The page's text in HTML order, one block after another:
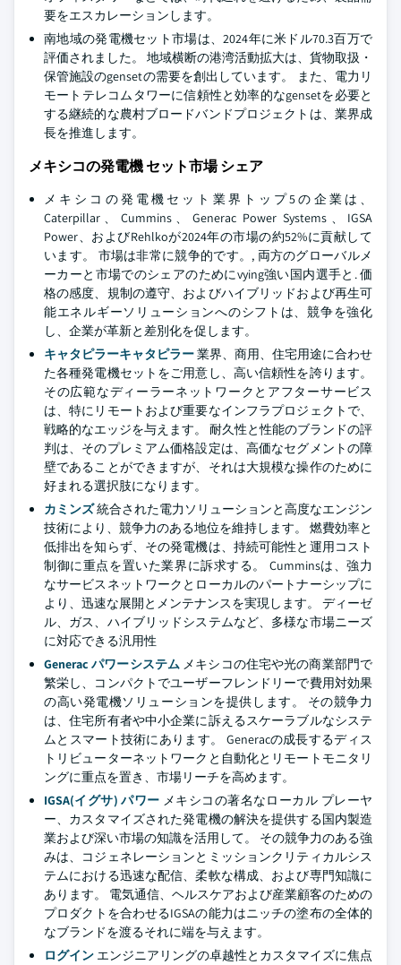
要をエスカレーションします。
南地域の発電機セット市場は、2024年に米ドル70.3百万で
評価されました。 地域横断の港湾活動拡大は、貨物取扱・
保管施設のgensetの需要を創出しています。 また、電力リ
モートテレコムタワーに信頼性と効率的なgensetを必要と
する継続的な農村ブロードバンドプロジェクトは、業界成
長を推進します。
メキシコの発電機 セット市場 シェア
メキシコの発電機セット業界トップ5の企業は、
Caterpillar、Cummins、Generac Power Systems、IGSA
Power、およびRehlkoが2024年の市場の約52%に貢献して
います。 市場は非常に競争的です。, 両方のグローバルメ
ーカーと市場でのシェアのためにvying強い国内選手と. 価
格の感度、規制の遵守、およびハイブリッドおよび再生可
能エネルギーソリューションへのシフトは、競争を強化
し、企業が革新と差別化を促します。
キャタピラーキャタピラー業界、商用、住宅用途に合わせ
た各種発電機セットをご用意し、高い信頼性を誇ります。
その広範なディーラーネットワークとアフターサービス
は、特にリモートおよび重要なインフラプロジェクトで、
戦略的なエッジを与えます。 耐久性と性能のブランドの評
判は、そのプレミアム価格設定は、高価なセグメントの障
壁であることができますが、それは大規模な操作のために
好まれる選択肢になります。
カミンズ統合された電力ソリューションと高度なエンジン
技術により、競争力のある地位を維持します。 燃費効率と
低排出を知らず、その発電機は、持続可能性と運用コスト
制御に重点を置いた業界に訴求する。 Cumminsは、強力
なサービスネットワークとローカルのパートナーシップに
より、迅速な展開とメンテナンスを実現します。 ディーゼ
ル、ガス、ハイブリッドシステムなど、多様な市場ニーズ
に対応できる汎用性
Generac パワーシステム メキシコの住宅や光の商業部門で
繁栄し、コンパクトでユーザーフレンドリーで費用対効果
の高い発電機ソリューションを提供します。 その競争力
は、住宅所有者や中小企業に訴えるスケーラブルなシステ
ムとスマート技術にあります。 Generacの成長するディス
トリビューターネットワークと自動化とリモートモニタリ
ングに重点を置き、市場リーチを高めます。
IGSA(イグサ) パワー メキシコの著名なローカル プレーヤ
ー、カスタマイズされた発電機の解決を提供する国内製造
業および深い市場の知識を活用して。 その競争力のある強
みは、コジェネレーションとミッションクリティカルシス
テムにおける迅速な配信、柔軟な構成、および専門知識に
あります。 電気通信、ヘルスケアおよび産業顧客のための
プロダクトを合わせるIGSAの能力はニッチの塗布の全体的
なブランドを渡るそれに端を与えます。
ログイン エンジニアリングの卓越性とカスタマイズに焦点